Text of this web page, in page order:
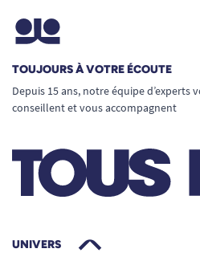
TOUJOURS À VOTRE ÉCOUTE
Depuis 15 ans, notre équipe d’experts
conseillent et vous accompagnent
UNIVERS